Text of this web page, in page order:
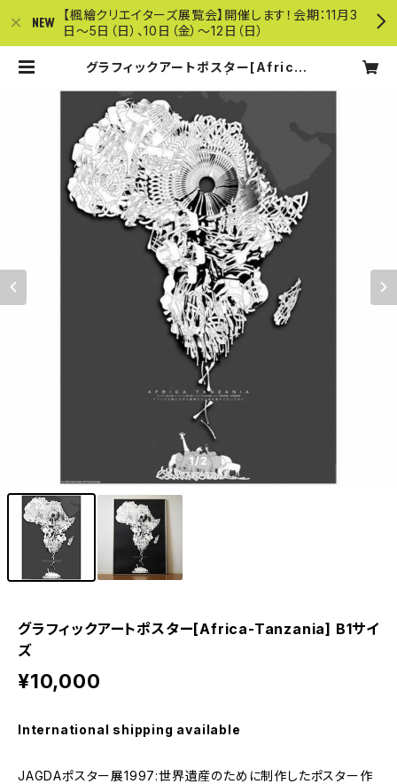
【楓繪クリエイターズ展覧会】開催します！会期：11月3
日〜5日（日）、10日（金）〜12日（日）
グラフィックアートポスター[Africa-
ズショップ楓繪
1/2
グラフィックアートポスター[Africa-Tanzania] B1サイ
ズ
¥10,000
International shipping available
JAGDAポスター展1997:世界遺産のために制作したポスター作